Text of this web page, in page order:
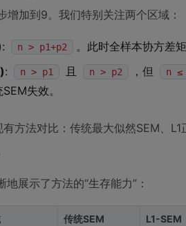
增加到9。我们特别关注两个区域：
: n > p1+p2
。此时全样本协方差
: n > p1 且 n > p2 ，但 n ≤
失效。
方法对比：传统最大似然SEM、
地展示了方法的“生存能力”：
传统SEM L1-SEM